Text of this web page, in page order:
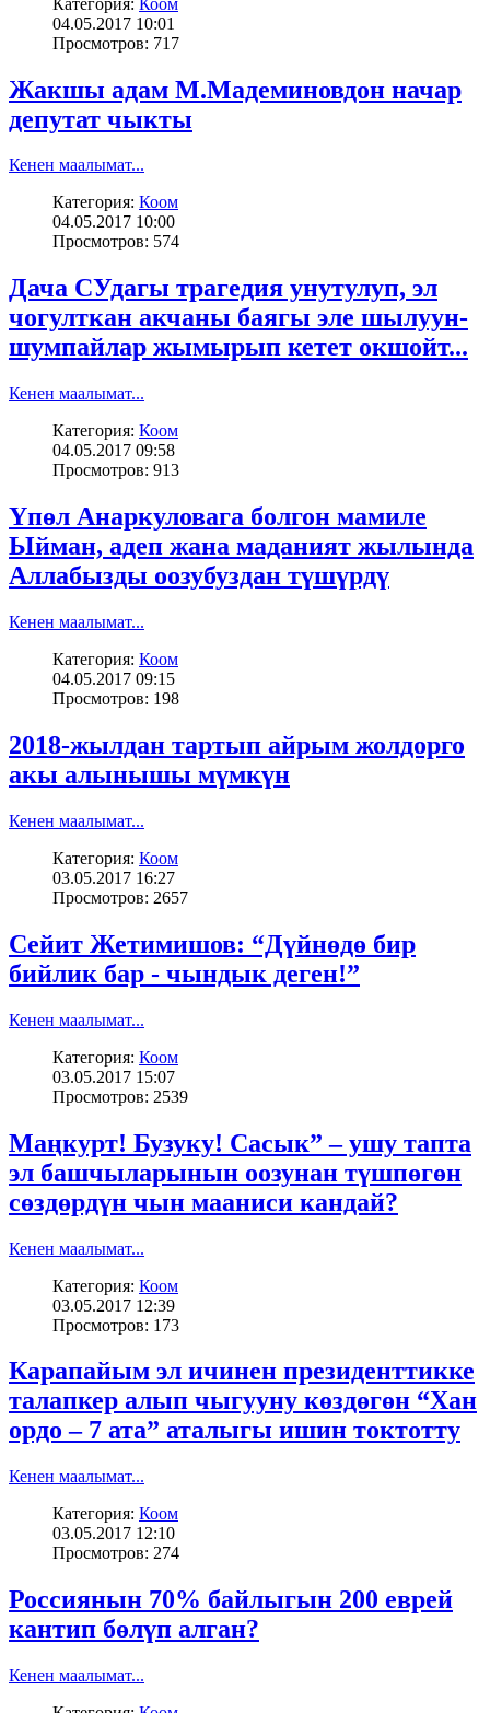
04.05.2017 10:01
Просмотров: 717
Жакшы адам М.Мадеминовдон начар
депутат чыкты
Кенен маалымат...
Категория: Коом
04.05.2017 10:00
Просмотров: 574
Дача СУдагы трагедия унутулуп, эл
чогулткан акчаны баягы эле шылуун-
шумпайлар жымырып кетет окшойт...
Кенен маалымат...
Категория: Коом
04.05.2017 09:58
Просмотров: 913
Үпөл Анаркуловага болгон мамиле
Ыйман, адеп жана маданият жылында
Аллабызды оозубуздан түшүрдү
Кенен маалымат...
Категория: Коом
04.05.2017 09:15
Просмотров: 198
2018-жылдан тартып айрым жолдорго
акы алынышы мүмкүн
Кенен маалымат...
Категория: Коом
03.05.2017 16:27
Просмотров: 2657
Сейит Жетимишов: “Дүйнөдө бир
бийлик бар - чындык деген!”
Кенен маалымат...
Категория: Коом
03.05.2017 15:07
Просмотров: 2539
Маңкурт! Бузуку! Сасык” – ушу тапта
эл башчыларынын оозунан түшпөгөн
сөздөрдүн чын мааниси кандай?
Кенен маалымат...
Категория: Коом
03.05.2017 12:39
Просмотров: 173
Карапайым эл ичинен президенттикке
талапкер алып чыгууну көздөгөн “Хан
ордо – 7 ата” аталыгы ишин токтотту
Кенен маалымат...
Категория: Коом
03.05.2017 12:10
Просмотров: 274
Россиянын 70% байлыгын 200 еврей
кантип бөлүп алган?
Кенен маалымат...